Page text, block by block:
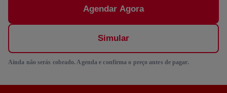
Agendar Agora
Simular
Ainda não serás cobrado. Agenda e confirma o preço antes de pagar.